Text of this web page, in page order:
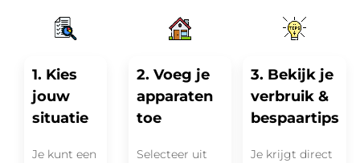
1. Kies
jouw
situatie
Je kunt een
2. Voeg je
apparaten
toe
Selecteer uit
3. Bekijk je
verbruik &
bespaartips
Je krijgt direct